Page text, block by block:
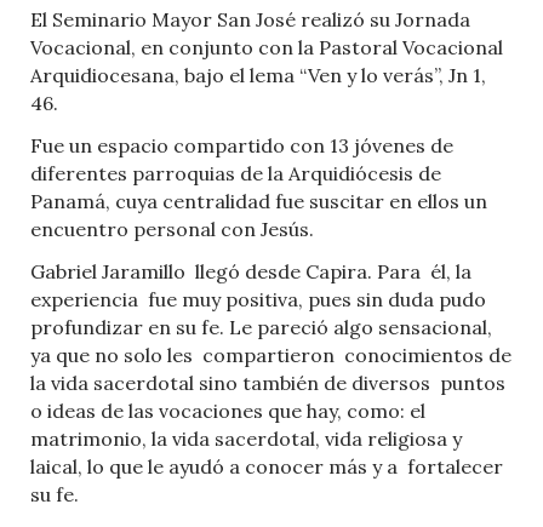
El Seminario Mayor San José realizó su Jornada
Vocacional, en conjunto con la Pastoral Vocacional
Arquidiocesana, bajo el lema “Ven y lo verás”, Jn 1,
46.
Fue un espacio compartido con 13 jóvenes de
diferentes parroquias de la Arquidiócesis de
Panamá, cuya centralidad fue suscitar en ellos un
encuentro personal con Jesús.
Gabriel Jaramillo llegó desde Capira. Para él, la
experiencia fue muy positiva, pues sin duda pudo
profundizar en su fe. Le pareció algo sensacional,
ya que no solo les compartieron conocimientos de
la vida sacerdotal sino también de diversos puntos
o ideas de las vocaciones que hay, como: el
matrimonio, la vida sacerdotal, vida religiosa y
laical, lo que le ayudó a conocer más y a fortalecer
su fe.